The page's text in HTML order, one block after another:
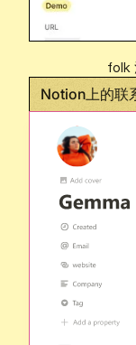
folk
Notion上的联